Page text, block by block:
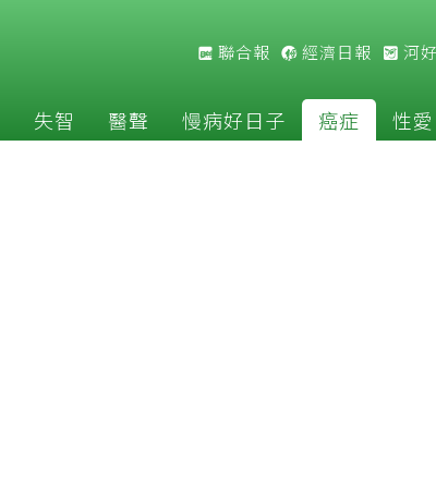
聯合報 經濟日報 河
失智 醫聲 慢病好日子 癌症 性愛